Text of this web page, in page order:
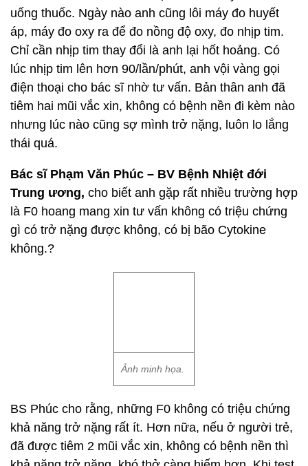
uống thuốc. Ngày nào anh cũng lôi máy đo huyết
áp, máy đo oxy ra để đo nồng độ oxy, đo nhịp tim.
Chỉ cần nhịp tim thay đổi là anh lại hốt hoảng. Có
lúc nhịp tim lên hơn 90/lần/phút, anh vội vàng gọi
điện thoại cho bác sĩ nhờ tư vấn. Bản thân anh đã
tiêm hai mũi vắc xin, không có bệnh nền đi kèm nào
nhưng lúc nào cũng sợ mình trở nặng, luôn lo lắng
thái quá.
Bác sĩ Phạm Văn Phúc – BV Bệnh Nhiệt đới
Trung ương, cho biết anh gặp rất nhiều trường hợp
là F0 hoang mang xin tư vấn không có triệu chứng
gì có trở nặng được không, có bị bão Cytokine
không.?